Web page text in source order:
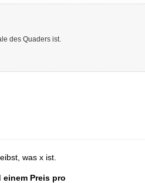
des Quaders ist.
was x ist.
Preis pro